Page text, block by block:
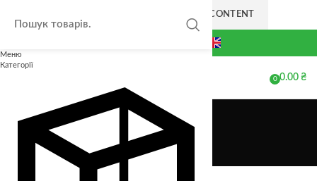
SKIP TO MAIN CONTENT
0 0.00 ₴
Статті
ГоловнаКорисно
Меню
Категорії